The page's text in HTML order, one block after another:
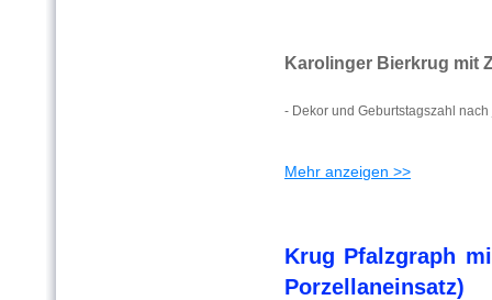
Karolinger Bierkrug mit
- Dekor und Geburtstagszahl
Mehr anzeigen >>
Krug Pfalzgraph